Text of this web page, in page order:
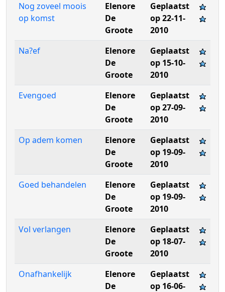
Nog zoveel moois
op komst
Elenore
De
Groote
Geplaatst
op 22-11-
2010
Na?ef
Elenore
De
Groote
Geplaatst
op 15-10-
2010
Evengoed
Elenore
De
Groote
Geplaatst
op 27-09-
2010
Op adem komen
Elenore
De
Groote
Geplaatst
op 19-09-
2010
Goed behandelen
Elenore
De
Groote
Geplaatst
op 19-09-
2010
Vol verlangen
Elenore
De
Groote
Geplaatst
op 18-07-
2010
Onafhankelijk
Elenore
De
Geplaatst
op 16-06-